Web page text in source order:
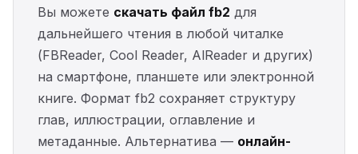
Вы можете скачать файл fb2 для
дальнейшего чтения в любой читалке
(FBReader, Cool Reader, AlReader и других)
на смартфоне, планшете или электронной
книге. Формат fb2 сохраняет структуру
глав, иллюстрации, оглавление и
метаданные. Альтернатива — онлайн-